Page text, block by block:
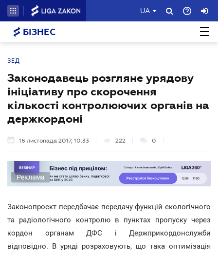
UA
БІЗНЕС
ЗЕД
Законодавець розгляне урядову
ініціативу про скорочення
кількості контролюючих органів на
держкордоні
16 листопада 2017, 10:33 222 0
Реклама
Законопроект передбачає передачу функцій екологічного
та радіологічного контролю в пунктах пропуску через
кордон органам ДФС і Держприкордонслужби
відповідно. В уряді розраховують, що така оптимізація